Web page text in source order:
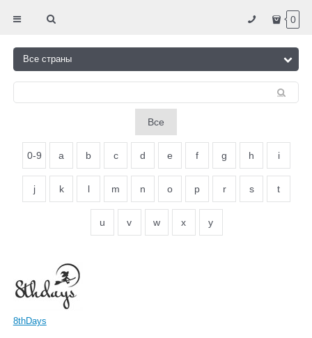
0
Все
0-9 a b c d e f g h i
j k l m n o p r s t
u v w x y
8thDays